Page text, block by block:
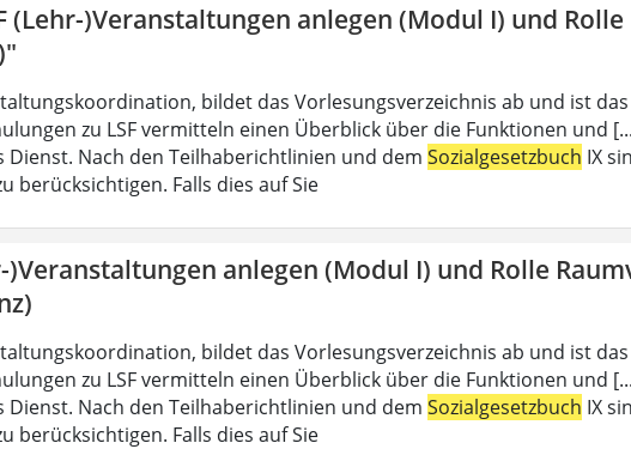
(Lehr-)Veranstaltungen anlegen (Modul I) und
bildet das Vorlesungsverzeichnis ab und ist
zu LSF vermitteln einen Überblick über die Funktionen und
Dienst. Nach den Teilhaberichtlinien und dem Sozialgesetzbuch IX
berücksichtigen. Falls dies auf Sie
)Veranstaltungen anlegen (Modul I) und Rolle
bildet das Vorlesungsverzeichnis ab und ist
zu LSF vermitteln einen Überblick über die Funktionen und
Dienst. Nach den Teilhaberichtlinien und dem Sozialgesetzbuch IX
berücksichtigen. Falls dies auf Sie